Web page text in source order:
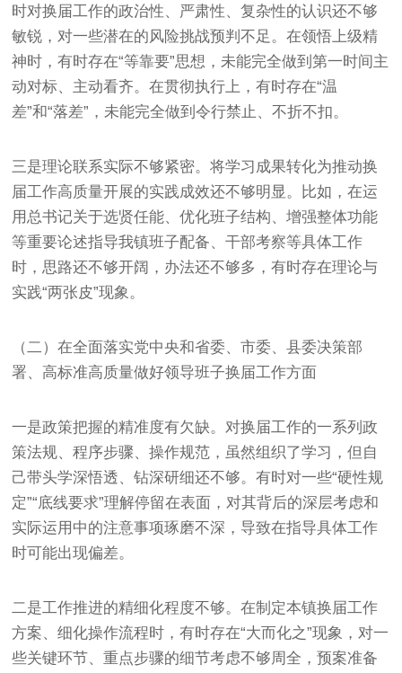
时对换届工作的政治性、严肃性、复杂性的认识还不够
敏锐，对一些潜在的风险挑战预判不足。在领悟上级精
神时，有时存在“等靠要”思想，未能完全做到第一时间主
动对标、主动看齐。在贯彻执行上，有时存在“温
差”和“落差”，未能完全做到令行禁止、不折不扣。
三是理论联系实际不够紧密。将学习成果转化为推动换
届工作高质量开展的实践成效还不够明显。比如，在运
用总书记关于选贤任能、优化班子结构、增强整体功能
等重要论述指导我镇班子配备、干部考察等具体工作
时，思路还不够开阔，办法还不够多，有时存在理论与
实践“两张皮”现象。
（二）在全面落实党中央和省委、市委、县委决策部
署、高标准高质量做好领导班子换届工作方面
一是政策把握的精准度有欠缺。对换届工作的一系列政
策法规、程序步骤、操作规范，虽然组织了学习，但自
己带头学深悟透、钻深研细还不够。有时对一些“硬性规
定”“底线要求”理解停留在表面，对其背后的深层考虑和
实际运用中的注意事项琢磨不深，导致在指导具体工作
时可能出现偏差。
二是工作推进的精细化程度不够。在制定本镇换届工作
方案、细化操作流程时，有时存在“大而化之”现象，对一
些关键环节、重点步骤的细节考虑不够周全，预案准备